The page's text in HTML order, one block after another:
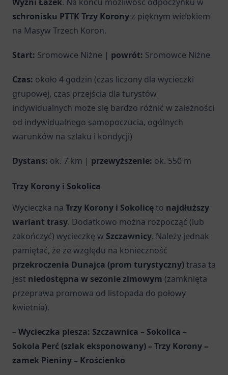
schronisku PTTK Trzy Korony z pięknym widokiem
na Masyw Trzech Koron.
Start: Sromowce Niżne | powrót: Sromowce Niżne
Czas: około 4 godzin (czas liczony dla wycieczki
grupowej, czas przejścia dla turystów
indywidualnych może się bardzo różnić w zależności
od indywidualnego samopoczucia, ogólnych
warunków na szlaku i kondycji)
Dystans: ok. 7 km | przewyższenie: ok. 550 m
Trzy Korony i Sokolica
Wycieczka na Trzy Korony i Sokolicęto najdłuższy
wariant trasy. Dodatkowo można rozpocząć (lub
zakończyć) wycieczkę w Szczawnicy. Należy jednak
pamiętać, że ze względu na konieczność
przekroczenia Dunajca (prom turystyczny)trasa ta
jest niedostępna w sezonie zimowym (zamknięta
przeprawa promowa od listopada do połowy
kwietnia).
– Wycieczka piesza: Szczawnica – Sokolica –
Sokola Perć (szlak eksponowany) – Trzy Korony –
zamek Pieniny – Krościenko